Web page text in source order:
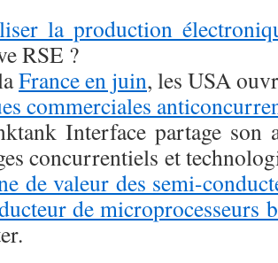
la production
RSE ?
France en juin, les USA
commerciales
Interface partage son
concurrentiels et
de valeur des semi-
de microprocesseurs